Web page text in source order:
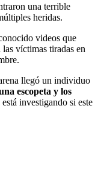
una terrible
heridas.
videos que
víctimas tiradas en
llegó un individuo
escopeta y los
investigando si este